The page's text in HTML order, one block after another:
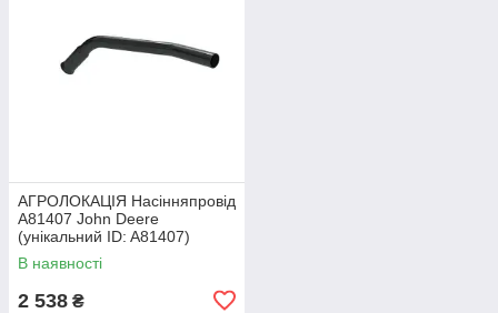
АГРОЛОКАЦІЯ Насінняпровід
A81407 John Deere
(унікальний ID: A81407)
В наявності
2 538 ₴